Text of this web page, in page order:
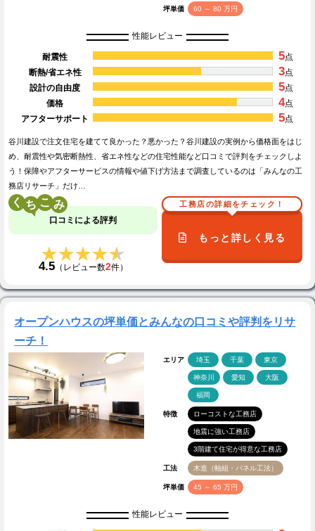
坪単価 60 ～ 80 万円
性能レビュー
耐震性 5点
断熱/省エネ性
3点
設計の自由度
5点
価格
4点
アフターサポート
5点
谷川建設で注文住宅を建てて良かった？悪かった？谷川建設の実例から価格面をはじ
め、耐震性や気密断熱性、省エネ性などの住宅性能など口コミで評判をチェックしよ
う！保障やアフターサービスの情報や値下げ方法まで調査しているのは「みんなの工
務店リサーチ」だけ…
く こ
口コミによる評判
★★★★★
★★★★★
4.5（レビュー数2件）
工務店の詳細をチェック！
もっと詳しく見る
オープンハウスの坪単価とみんなの口コミや評判をリサ
ーチ！
エリア 埼玉 千葉 東京
神奈川 愛知 大阪
福岡
特徴 ローコストな工務店
地震に強い工務店
3階建て住宅が得意な工務店
工法 木造（軸組・パネル工法）
坪単価 45 ～ 65 万円
性能レビュー